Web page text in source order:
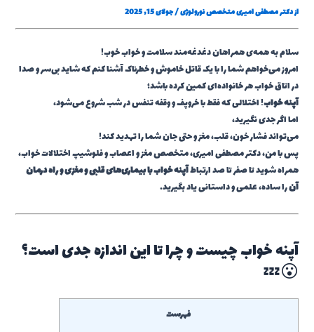
ازدکتر مصطفی امیری متخصص نورولوژی/جولای 15, 2025
سلام به همه‌ی همراهان دغدغه‌مند سلامت و خواب خوب!
امروز می‌خواهم شما را با یک قاتل خاموش و خطرناک آشنا کنم که شاید بی‌سر و صدا
در اتاق خواب هر خانواده‌ای کمین کرده باشد؛
آپنه خواب! اختلالی که فقط با خروپف و وقفه تنفس در شب شروع می‌شود،
اما اگر جدی نگیرید،
می‌تواند فشار خون، قلب، مغز و حتی جان شما را تهدید کند!
پس با من، دکتر مصطفی امیری، متخصص مغز و اعصاب و فلوشیپ اختلالات خواب،
همراه شوید تا صفر تا صد ارتباطآپنه خواب با بیماری‌های قلبی و مغزی و راه درمان
آنرا ساده، علمی و داستانی یاد بگیرید.
آپنه خواب چیست و چرا تا این اندازه جدی است؟
😮💤
فهرست